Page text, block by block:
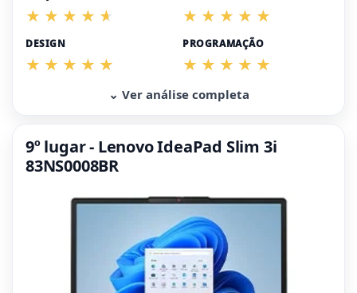
DESIGN PROGRAMAÇÃO
⌄ Ver análise completa
9º lugar - Lenovo IdeaPad Slim 3i
83NS0008BR